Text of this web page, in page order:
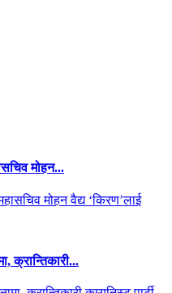
मोहन...
क्रान्तिकारी...